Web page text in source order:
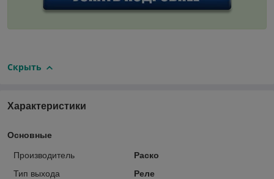
Скрыть
Характеристики
Основные
Производитель
Раско
Тип выхода
Реле